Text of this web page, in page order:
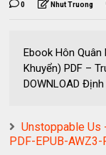
0 Nhut Truong
Ebook Hôn Quân
Khuyển) PDF –
DOWNLOAD
Unstoppable Us
PDF-EPUB-AWZ3-